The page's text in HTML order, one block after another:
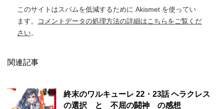
このサイトはスパムを低減するために Akismet を使ってい
ます。
コメントデータの処理方法の詳細はこちらをご覧くだ
さい。
関連記事
終末のワルキューレ 22・23話 ヘラクレス
の選択 と 不屈の闘神 の感想